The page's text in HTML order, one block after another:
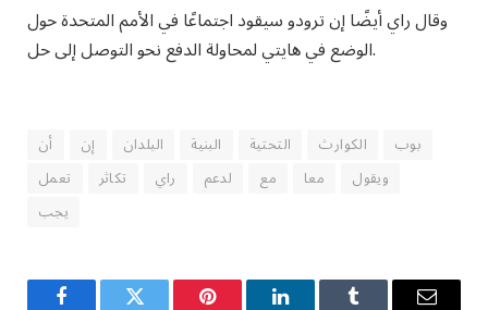
وقال راي أيضًا إن ترودو سيقود اجتماعًا في الأمم المتحدة حول
الوضع في هايتي لمحاولة الدفع نحو التوصل إلى حل.
أن إن البلدان البنية التحتية الكوارث
بوب
تعمل
تكاثر راي لدعم مع معا
ويقول
يجب